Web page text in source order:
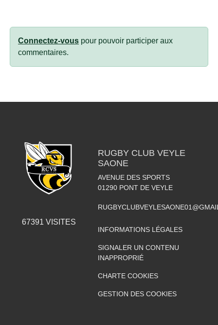
Connectez-vous pour pouvoir participer aux
commentaires.
67391 VISITES
RUGBY CLUB VEYLE
SAONE
AVENUE DES SPORTS
01290 PONT DE VEYLE
INFORMATIONS LÉGALES
SIGNALER UN CONTENU
INAPPROPRIÉ
CHARTE COOKIES
GESTION DES COOKIES